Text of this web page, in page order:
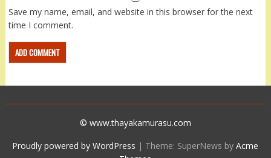
Save my name, email, and website in this browser for the next
time I comment.
© www.thayakamurasu.com
Proudly powered by WordPress | Theme: SuperNews byAcme